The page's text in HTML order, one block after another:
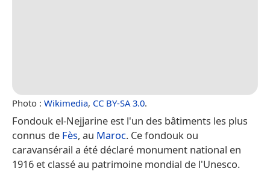
Photo : Wikimedia, CC BY-SA 3.0.
Fondouk el-Nejjarine est l'un des bâtiments les plus
connus de Fès, au Maroc. Ce fondouk ou
caravansérail a été déclaré monument national en
1916 et classé au patrimoine mondial de l'Unesco.